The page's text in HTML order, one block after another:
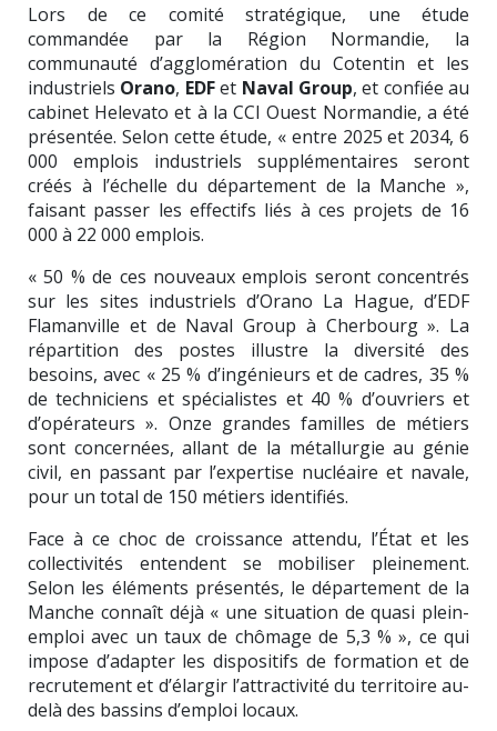
Lors de ce comité stratégique, une étude
commandée par la Région Normandie, la
communauté d’agglomération du Cotentin et les
industriels Orano, EDFet Naval Group, et confiée au
cabinet Helevato et à la CCI Ouest Normandie, a été
présentée. Selon cette étude, « entre 2025 et 2034, 6
000 emplois industriels supplémentaires seront
créés à l’échelle du département de la Manche »,
faisant passer les effectifs liés à ces projets de 16
000 à 22 000 emplois.
« 50 % de ces nouveaux emplois seront concentrés
sur les sites industriels d’Orano La Hague, d’EDF
Flamanville et de Naval Group à Cherbourg ». La
répartition des postes illustre la diversité des
besoins, avec « 25 % d’ingénieurs et de cadres, 35 %
de techniciens et spécialistes et 40 % d’ouvriers et
d’opérateurs ». Onze grandes familles de métiers
sont concernées, allant de la métallurgie au génie
civil, en passant par l’expertise nucléaire et navale,
pour un total de 150 métiers identifiés.
Face à ce choc de croissance attendu, l’État et les
collectivités entendent se mobiliser pleinement.
Selon les éléments présentés, le département de la
Manche connaît déjà « une situation de quasi plein-
emploi avec un taux de chômage de 5,3 % », ce qui
impose d’adapter les dispositifs de formation et de
recrutement et d’élargir l’attractivité du territoire au-
delà des bassins d’emploi locaux.